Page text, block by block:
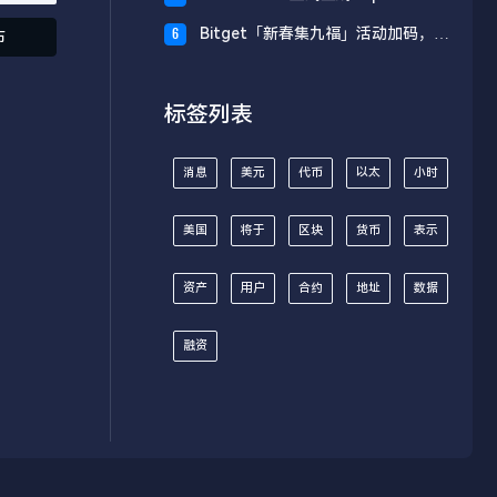
6
Bitget「新春集九福」活动加码，报
标签列表
消息 美元 代币 以太 小时
美国 将于 区块 货币 表示
资产 用户 合约 地址 数据
融资